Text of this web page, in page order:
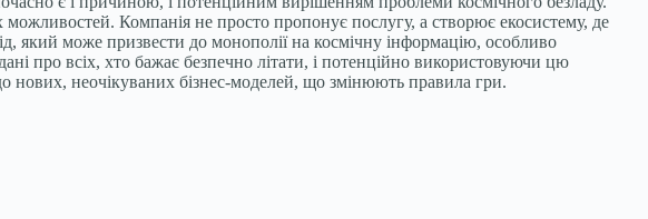
Компанія не просто пропонує послугу, а створює екосистему, де
який може призвести до монополії на космічну інформацію, особливо
про всіх, хто бажає безпечно літати, і потенційно використовуючи цю
нових, неочікуваних бізнес-моделей, що змінюють правила гри.